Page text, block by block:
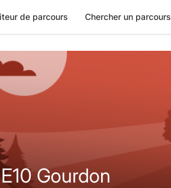
de parcours Chercher un parcours
Gourdon